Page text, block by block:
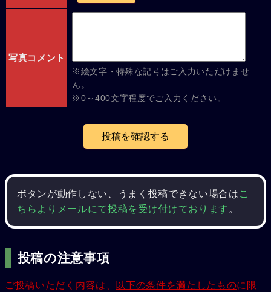
写真コメント
※絵文字・特殊な記号はご入力いただけませ
ん。
※0～400文字程度でご入力ください。
ボタンが動作しない、うまく投稿できない場合は こ
ちらよりメールにて投稿を受け付けております 。
投稿の注意事項
ご投稿いただく内容は、 以下の条件を満たしたものに限